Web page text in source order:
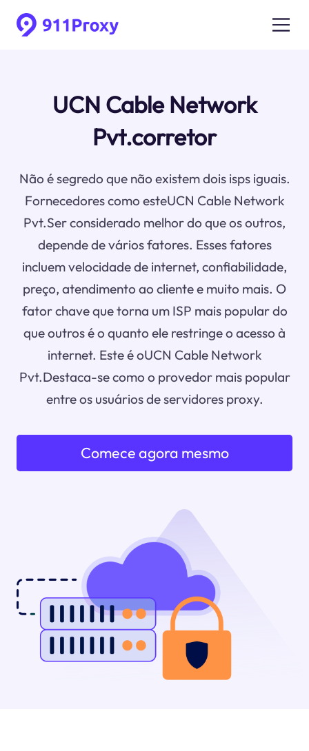
UCN Cable Network
Pvt.corretor
Não é segredo que não existem dois isps iguais.
Fornecedores como esteUCN Cable Network
Pvt.Ser considerado melhor do que os outros,
depende de vários fatores. Esses fatores
incluem velocidade de internet, confiabilidade,
preço, atendimento ao cliente e muito mais. O
fator chave que torna um ISP mais popular do
que outros é o quanto ele restringe o acesso à
internet. Este é oUCN Cable Network
Pvt.Destaca-se como o provedor mais popular
entre os usuários de servidores proxy.
Comece agora mesmo